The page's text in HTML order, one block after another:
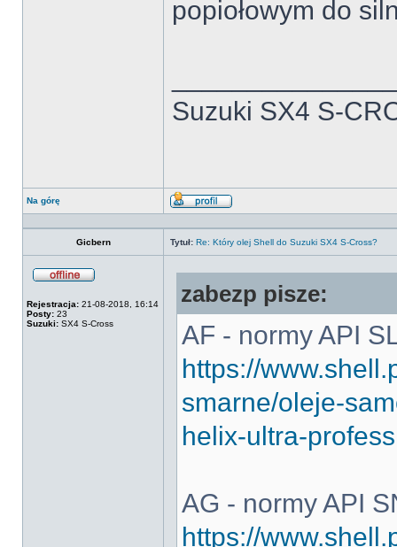
popiołowym do
Suzuki SX4 S-
Na górę
Wyświetl
Gicbern
Tytuł: Re: Który olej Shell do Suzuki SX4 S-Cross?
Rejestracja: 21-08-2018, 16:14
Posty: 23
Suzuki: SX4 S-Cross
zabezp pisze:
AF - normy API
https://
smarne/oleje-
helix-ultra-
AG - normy API
https://